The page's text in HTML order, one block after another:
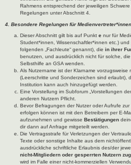
Rahmens entsprechend der jeweiligen
Regelungen unter Abschnitt 4.
4. Besondere Regelungen für
Dieser Abschnitt gilt bis auf Punkt e nur für
Student*innen, Wissenschaftler*innen etc.)
folgenden „Fachleute“ genannt), die in ihrer
benutzen, und ausdrücklich nicht für solche,
Selbsthilfe an GSA wenden.
Als Nutzername ist der Klarname vorzugsweise
(Leerschritte und Sonderzeichen sind erlaubt),
Institution kann auch hinzugefügt werden.
Eine Vorstellung im Subforum „Vorstellungen
anderen Nutzern Pflicht.
Bevor Befragungen der Nutzer oder Aufrufe
erfolgen können ist mit den Betreibern per E-
aufzunehmen und gewisse Bestätigungen
dir dann auf Anfrage mitgeteilt werden.
Die Vertragsstrafe für Verletzungen der
Texte oder sonstige Inhalte aus dem
ausdrückliche schriftliche Erlaubnis des/der
nicht-Mitgliedern oder gesperrten Nutzern
wird im Falle einer nicht-kommerziellen